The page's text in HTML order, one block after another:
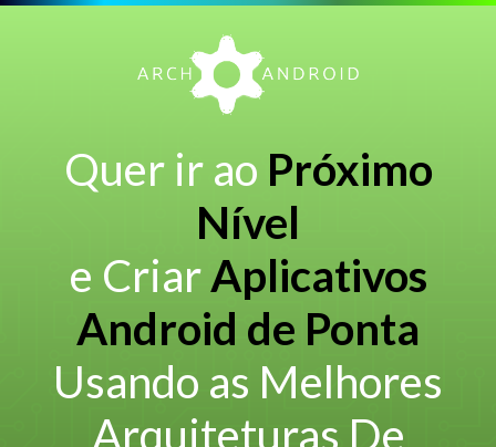
Quer ir ao Próximo
Nível
e CriarAplicativos
Android de Ponta
Usando as Melhores
Arquiteturas De